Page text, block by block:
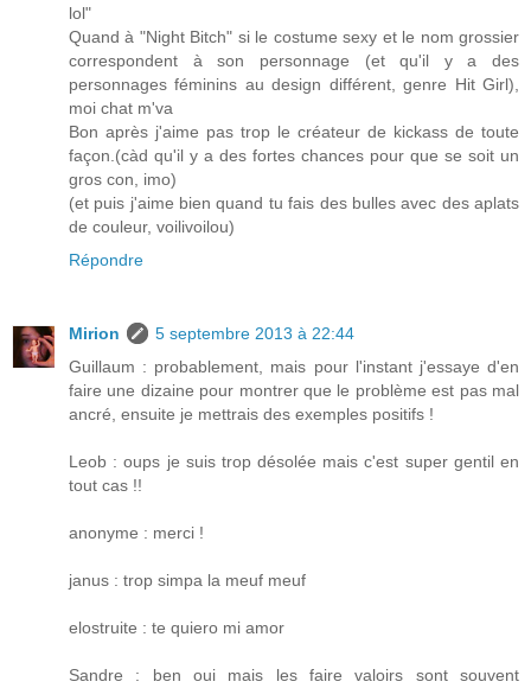
lol"
Quand à "Night Bitch" si le costume sexy et le nom grossier
correspondent à son personnage (et qu'il y a des
personnages féminins au design différent, genre Hit Girl),
moi chat m'va
Bon après j'aime pas trop le créateur de kickass de toute
façon.(càd qu'il y a des fortes chances pour que se soit un
gros con, imo)
(et puis j'aime bien quand tu fais des bulles avec des aplats
de couleur, voilivoilou)
Répondre
Mirion
5 septembre 2013 à 22:44
Guillaum : probablement, mais pour l'instant j'essaye d'en
faire une dizaine pour montrer que le problème est pas mal
ancré, ensuite je mettrais des exemples positifs !
Leob : oups je suis trop désolée mais c'est super gentil en
tout cas !!
anonyme : merci !
janus : trop simpa la meuf meuf
elostruite : te quiero mi amor
Sandre : ben oui mais les faire valoirs sont souvent